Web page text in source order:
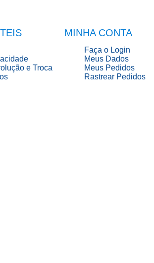
e Troca
MINHA CONTA
Faça o Login
Meus Dados
Meus Pedidos
Rastrear Pedidos